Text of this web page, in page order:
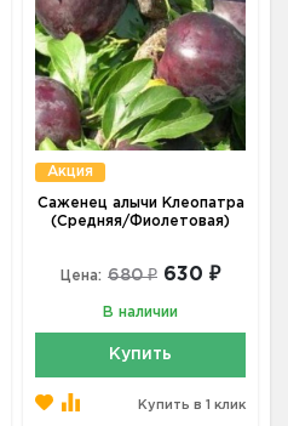
Акция
Саженец алычи Клеопатра
(Средняя/Фиолетовая)
Цена: 680 ₽ 630 ₽
В наличии
Купить
Купить в 1 клик